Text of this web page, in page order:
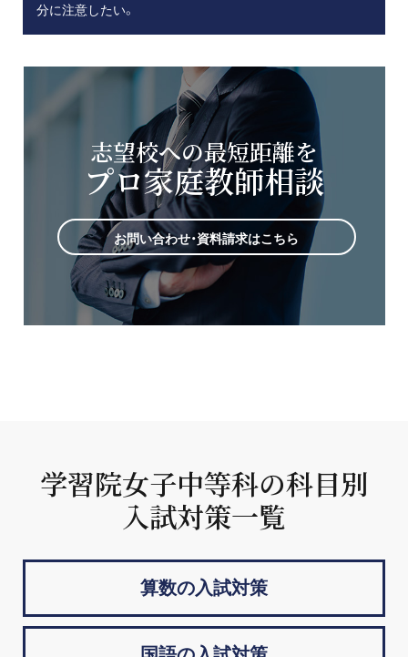
分に注意したい。
志望校への最短距離を
プロ家庭教師相談
お問い合わせ・資料請求はこちら
学習院女子中等科の科目別
入試対策一覧
算数の入試対策